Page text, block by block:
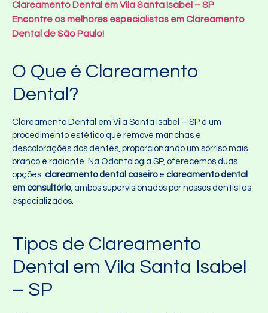
Clareamento Dental em Vila Santa Isabel – SP
Encontre os melhores especialistas em Clareamento
Dental de São Paulo!
O Que é Clareamento
Dental?
Clareamento Dental em Vila Santa Isabel – SP é um
procedimento estético que remove manchas e
descolorações dos dentes, proporcionando um sorriso mais
branco e radiante. Na Odontologia SP, oferecemos duas
opções: clareamento dental caseiroe clareamento dental
em consultório, ambos supervisionados por nossos dentistas
especializados.
Tipos de Clareamento
Dental em Vila Santa Isabel
– SP